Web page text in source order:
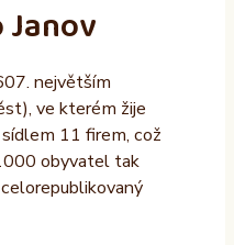
s.r.o.
největším
ve kterém žije
11 firem, což
obyvatel tak